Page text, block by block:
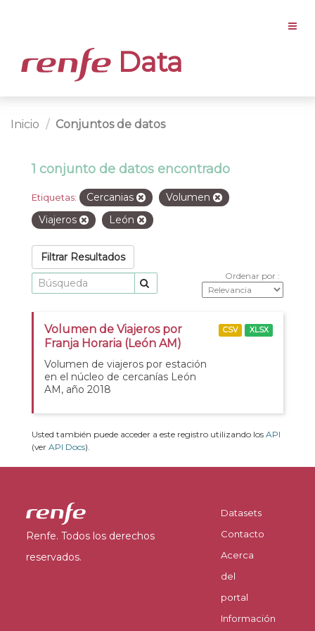
Data
Inicio Conjuntos de datos
1 conjunto de datos encontrado
Etiquetas: Cercanias
Volumen
Viajeros
León
Filtrar Resultados
Ordenar por
Volumen de Viajeros por
Franja Horaria (León AM)
Volumen de viajeros por estación
en el núcleo de cercanías León
AM, año 2018
CSV XLSX
Usted también puede acceder a este registro utilizando los API
(ver API Docs).
Renfe. Todos los derechos
reservados.
Datasets
Contacto
Acerca
del
portal
Información